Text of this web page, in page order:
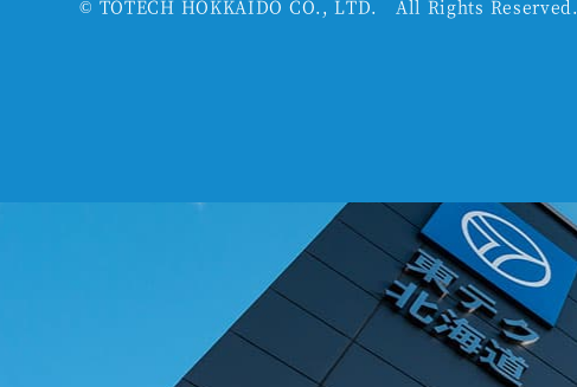
© TOTECH HOKKAIDO CO., LTD. All Rights Reserved.